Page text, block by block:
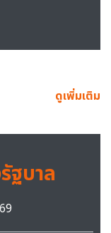
ดูเพิ่มเติม
ฐบาล